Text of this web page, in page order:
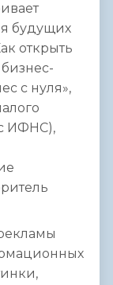
будущих
открыть
с нуля»,
с ИФНС),